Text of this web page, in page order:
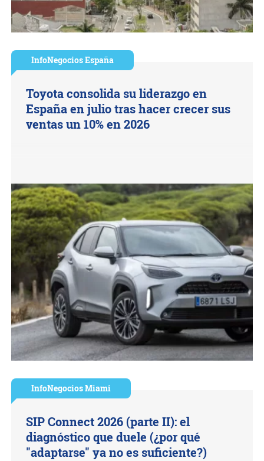
InfoNegocios España
Toyota consolida su liderazgo en
España en julio tras hacer crecer sus
ventas un 10% en 2026
InfoNegocios Miami
SIP Connect 2026 (parte II): el
diagnóstico que duele (¿por qué
"adaptarse" ya no es suficiente?)